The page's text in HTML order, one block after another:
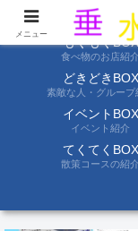
ようこそ垂水おもちゃ箱
もぐもぐBOX
食べ物のお店紹介
どきどきBOX
素敵な人・グループ
イベントBOX
イベント紹介
てくてくBOX
散策コースの紹介
メニュー